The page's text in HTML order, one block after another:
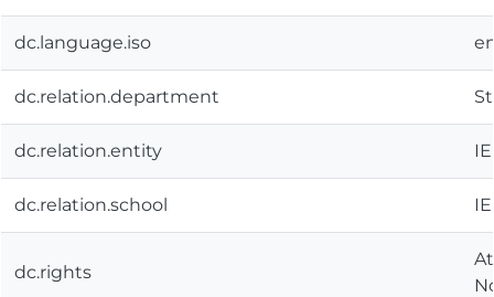
dc.language.iso
dc.relation.department
dc.relation.entity
dc.relation.school
dc.rights